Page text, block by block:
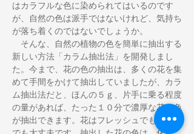
はカラフルな色に染められてはいるのです
が、自然の色は派手ではないけれど、気持ち
が落ち着くのではないでしょうか。
そんな、自然の植物の色を簡単に抽出する
新しい方法「カラム抽出法」を開発しまし
た。今まで、花の色の抽出は、多くの花を集
めて手間をかけて抽出していましたが、カラ
ム抽出法だと、ほんの５ｇ、片手に乗る程度
の量があれば、たった１０分で濃厚な花の色
が抽出できます。花はフレッシュでもドライ